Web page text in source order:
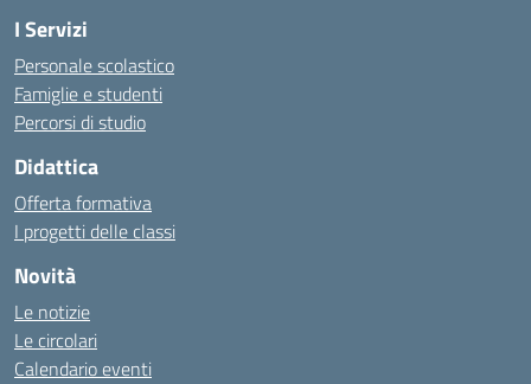
I Servizi
Personale scolastico
Famiglie e studenti
Percorsi di studio
Didattica
Offerta formativa
I progetti delle classi
Novità
Le notizie
Le circolari
Calendario eventi